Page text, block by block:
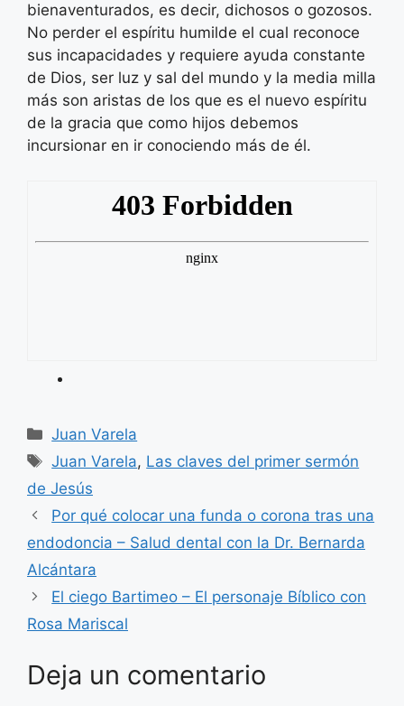
bienaventurados, es decir, dichosos o gozosos.
No perder el espíritu humilde el cual reconoce
sus incapacidades y requiere ayuda constante
de Dios, ser luz y sal del mundo y la media milla
más son aristas de los que es el nuevo espíritu
de la gracia que como hijos debemos
incursionar en ir conociendo más de él.
Categorías
Juan Varela
Etiquetas
Juan Varela, Las claves del primer sermón
de Jesús
Por qué colocar una funda o corona tras una
endodoncia – Salud dental con la Dr. Bernarda
Alcántara
El ciego Bartimeo – El personaje Bíblico con
Rosa Mariscal
Deja un comentario